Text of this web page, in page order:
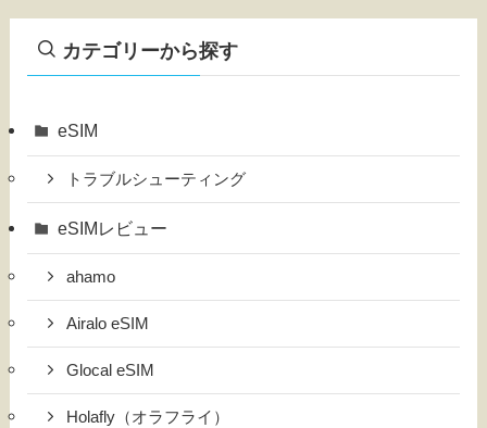
カテゴリーから探す
eSIM
トラブルシューティング
eSIMレビュー
ahamo
Airalo eSIM
Glocal eSIM
Holafly（オラフライ）